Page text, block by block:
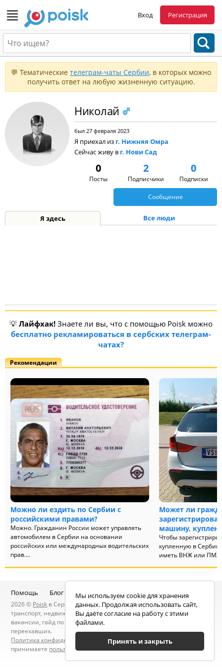
Вход Регистрация
💬 Тематические телеграм-чаты Сербии, в которых можно
получить ответ на любую жизненную ситуацию.
Николай
был 27 февраля 2023
Я приехал из г. Нижняя Омра
Сейчас живу в г. Нови Сад
0
Посты
2
Подписчики
0
Подписки
Сообщение
Я здесь Все люди
💡 Лайфхак! Знаете ли вы, что с помощью Poisk можно
бесплатно рекламироваться в сербских телеграм-
чатах?
Рекомендации
Можно ли ездить по Сербии с
российскими правами?
Можно. Гражданин России может управлять
автомобилем в Сербии на основании
российских или международных водительских
прав....
Может ли
машину,
Чтобы
купленную в
иметь ВНЖ или
Помощь Блог Telegram-канал Чат
2026 © Poisk в Сербии — услуги специалистов, объявления:
транспорт, недвижимость, электроника, мебель, работа и
вакансии, гайд по Сербии, статьи, новости, посты людей, карта
переехавших.
Политика конфиденциальности
. Находясь на сайте вы
принимаете пользовательское соглашение.
Мы используем cookie для хранения
данных. Продолжая использовать сайт,
Вы даёте согласие на работу с этими
файлами.
Принять и закрыть